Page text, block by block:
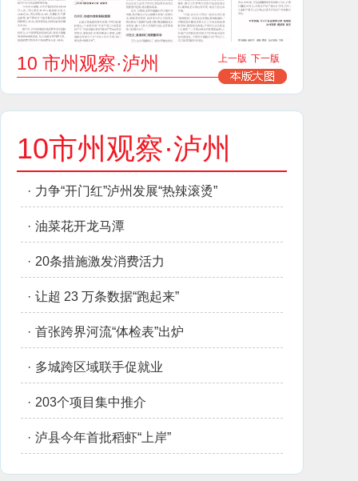
10 市州观察·泸州 上一版 下一版
10市州观察·泸州
· 力争“开门红”泸州发展“热辣滚烫”
· 油菜花开龙马潭
· 20条措施激发消费活力
· 让超 23 万条数据“跑起来”
· 首张跨界河流“体检表”出炉
· 多城跨区域联手促就业
· 203个项目集中推介
· 泸县今年首批稻虾“上岸”